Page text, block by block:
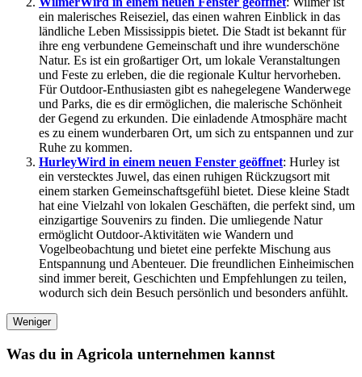
ein malerisches Reiseziel, das einen wahren Einblick in das
ländliche Leben Mississippis bietet. Die Stadt ist bekannt für
ihre eng verbundene Gemeinschaft und ihre wunderschöne
Natur. Es ist ein großartiger Ort, um lokale Veranstaltungen
und Feste zu erleben, die die regionale Kultur hervorheben.
Für Outdoor-Enthusiasten gibt es nahegelegene Wanderwege
und Parks, die es dir ermöglichen, die malerische Schönheit
der Gegend zu erkunden. Die einladende Atmosphäre macht
es zu einem wunderbaren Ort, um sich zu entspannen und zur
Ruhe zu kommen.
HurleyWird in einem neuen Fenster geöffnet: Hurley ist
ein verstecktes Juwel, das einen ruhigen Rückzugsort mit
einem starken Gemeinschaftsgefühl bietet. Diese kleine Stadt
hat eine Vielzahl von lokalen Geschäften, die perfekt sind, um
einzigartige Souvenirs zu finden. Die umliegende Natur
ermöglicht Outdoor-Aktivitäten wie Wandern und
Vogelbeobachtung und bietet eine perfekte Mischung aus
Entspannung und Abenteuer. Die freundlichen Einheimischen
sind immer bereit, Geschichten und Empfehlungen zu teilen,
wodurch sich dein Besuch persönlich und besonders anfühlt.
Weniger
Was du in Agricola unternehmen kannst